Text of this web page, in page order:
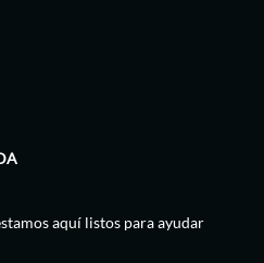
aquí listos para ayudar